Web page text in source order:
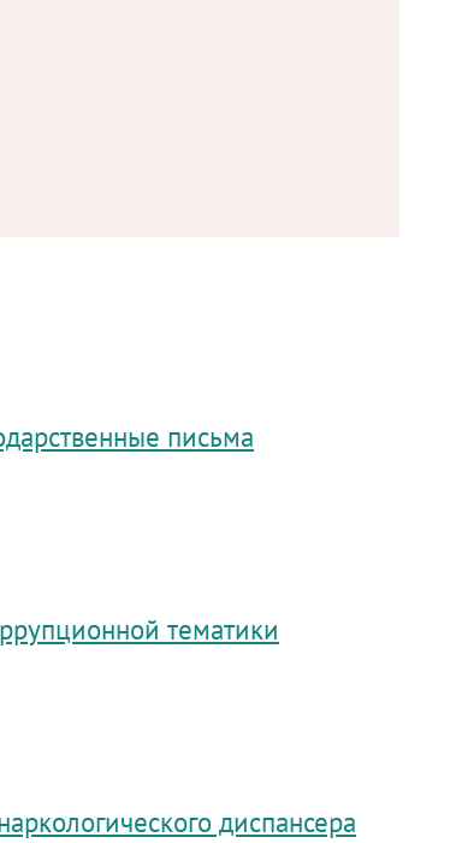
письма
тематики
диспансера